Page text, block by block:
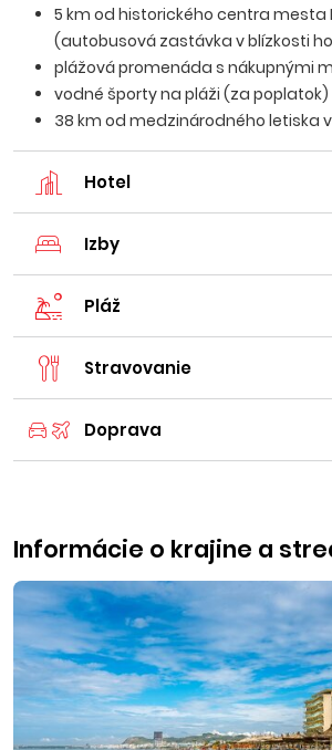
5 km od historického centra mesta
(autobusová zastávka v blízkosti
plážová promenáda s nákupnými
vodné športy na pláži (za poplatok)
38 km od medzinárodného letiska
Hotel
Izby
Pláž
Stravovanie
Doprava
Informácie o krajine a